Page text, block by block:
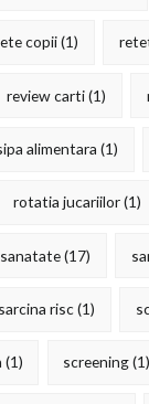
copii(1)
review carti(1)
alimentara (1)
rotatia jucariilor(1)
sanatate(17)
sarcina risc(1)
(1) screening(1)